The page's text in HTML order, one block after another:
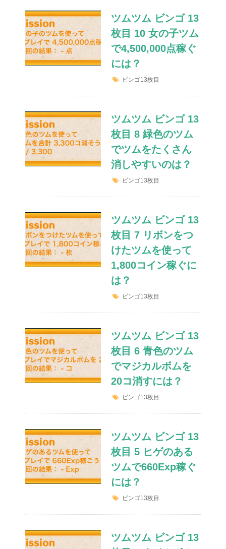
ツムツム ビンゴ 13
枚目 10 女の子ツム
で4,500,000点稼ぐ
には？
ビンゴ13枚目
ツムツム ビンゴ 13
枚目 8 緑色のツム
でツムをたくさん
消しやすいのは？
ビンゴ13枚目
ツムツム ビンゴ 13
枚目 7 リボンをつ
けたツムを使って
1,800コイン稼ぐに
は？
ビンゴ13枚目
ツムツム ビンゴ 13
枚目 6 青色のツム
でマジカルボムを
20コ消すには？
ビンゴ13枚目
ツムツム ビンゴ 13
枚目 5 ヒゲのある
ツムで660Exp稼ぐ
には？
ビンゴ13枚目
ツムツム ビンゴ 13